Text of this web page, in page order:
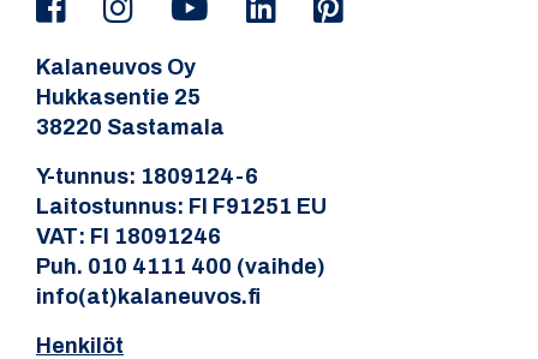
Kalaneuvos Oy
Hukkasentie 25
38220 Sastamala
Y-tunnus: 1809124-6
Laitostunnus: FI F91251 EU
VAT: FI 18091246
Puh. 010 4111 400 (vaihde)
info(at)kalaneuvos.fi
Henkilöt